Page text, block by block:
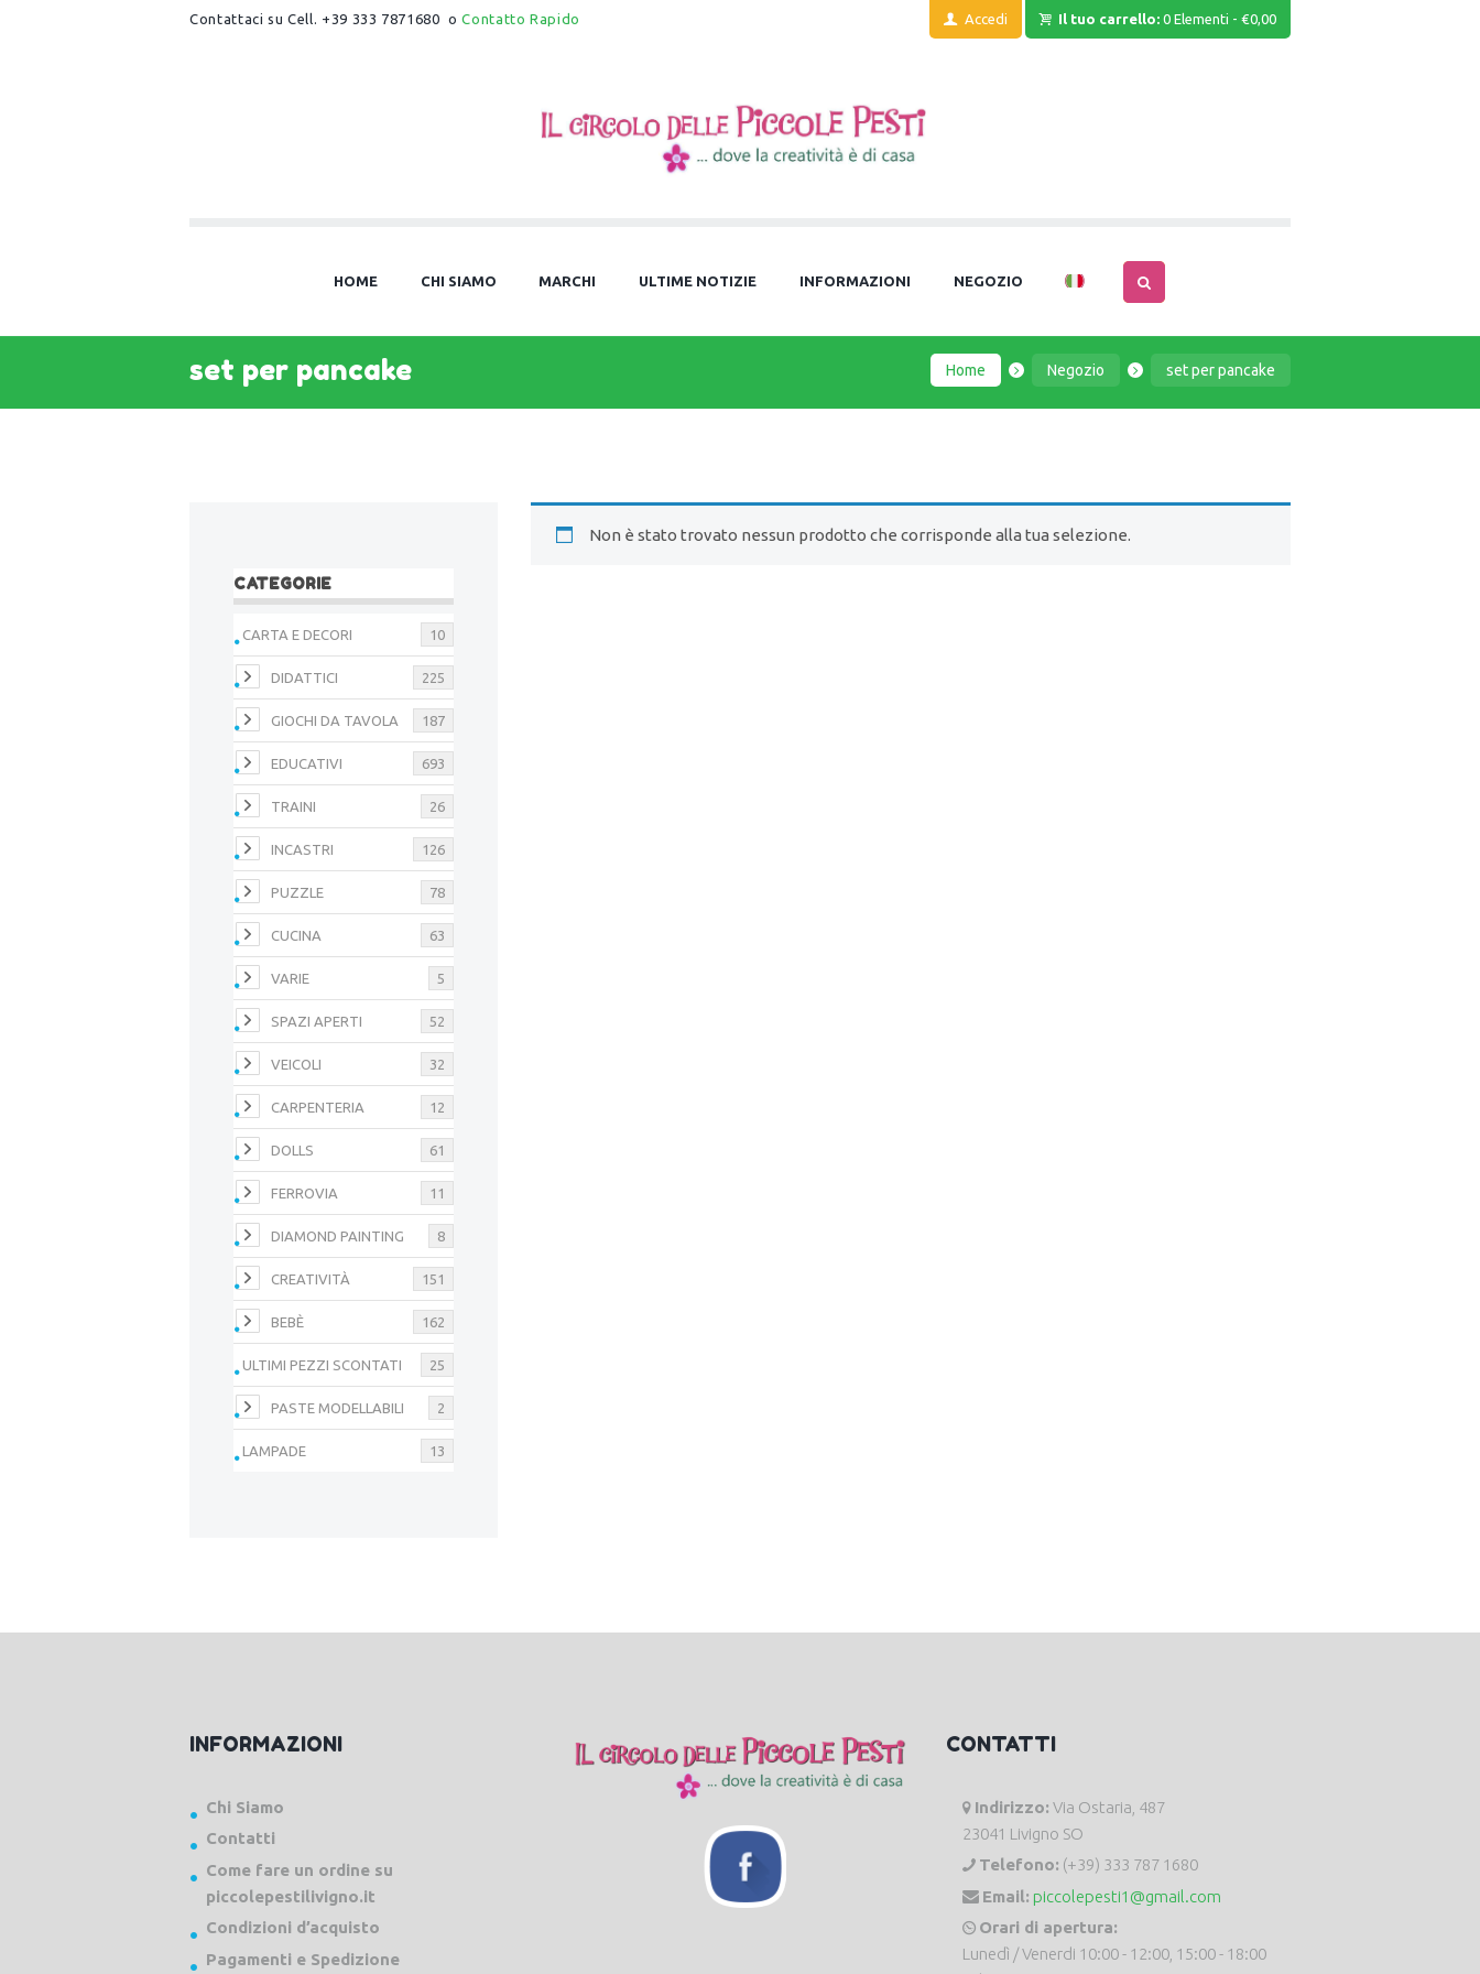
Contattaci su Cell. +39 333 7871680 oContatto Rapido Accedi Il tuo carrello: 0 Elementi -€0,00
HOME CHI SIAMO MARCHI ULTIME NOTIZIE INFORMAZIONI NEGOZIO
set per pancake Home Negozio set per pancake
Non è stato trovato nessun prodotto che corrisponde alla tua selezione.
CATEGORIE
CARTA E DECORI 10
DIDATTICI 225
GIOCHI DA TAVOLA 187
EDUCATIVI 693
TRAINI 26
INCASTRI 126
PUZZLE 78
CUCINA 63
VARIE 5
SPAZI APERTI 52
VEICOLI 32
CARPENTERIA 12
DOLLS 61
FERROVIA 11
DIAMOND PAINTING 8
CREATIVITÀ 151
BEBÈ 162
ULTIMI PEZZI SCONTATI 25
PASTE MODELLABILI 2
LAMPADE 13
INFORMAZIONI
Chi Siamo
Contatti
Come fare un ordine su
piccolepestilivigno.it
Condizioni d’acquisto
Pagamenti e Spedizione
CONTATTI
Indirizzo: Via Ostaria, 487
23041 Livigno SO
Telefono: (+39) 333 787 1680
Email: piccolepesti1@gmail.com
Orari di apertura:
Lunedì / Venerdi 10:00 - 12:00, 15:00 - 18:00